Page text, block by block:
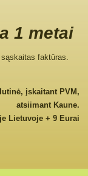
1 metai
faktūras.
įskaitant PVM,
atsiimant Kaune.
Lietuvoje + 9 Eurai